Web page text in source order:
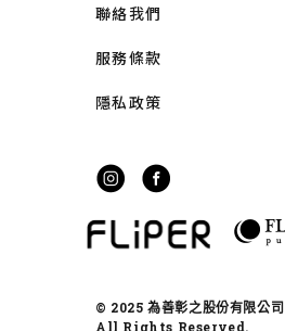
聯絡我們
服務條款
隱私政策
© 2025 為善彰之股份有限公司
All Rights Reserved.